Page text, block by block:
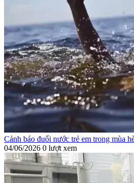
Cảnh báo đuối nước trẻ em trong mùa
04/06/2026 0 lượt xem